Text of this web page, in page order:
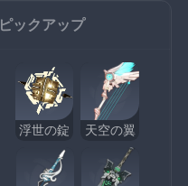
ピックアップ
浮世の錠 天空の翼